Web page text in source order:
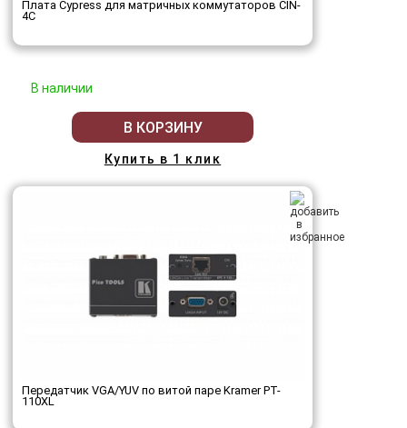
Плата Cypress для матричных коммутаторов CIN-
4C
В наличии
В КОРЗИНУ
Купить в 1 клик
Передатчик VGA/YUV по витой паре Kramer PT-
110XL